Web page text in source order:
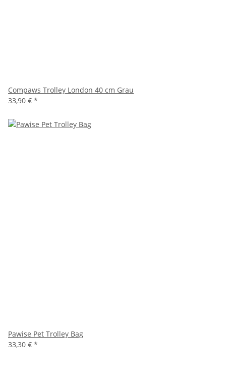
Compaws Trolley London 40 cm Grau
33,90 € *
Pawise Pet Trolley Bag
33,30 € *